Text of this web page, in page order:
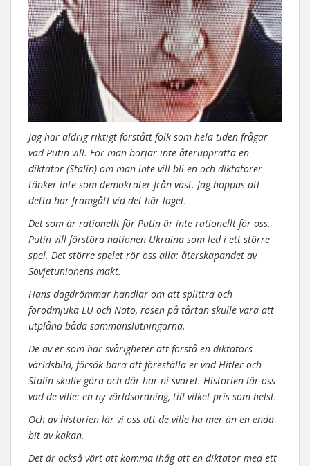
Jag har aldrig riktigt förstått folk som hela tiden frågar
vad Putin vill. För man börjar inte återupprätta en
diktator (Stalin) om man inte vill bli en och diktatorer
tänker inte som demokrater från väst. Jag hoppas att
detta har framgått vid det här laget.
Det som är rationellt för Putin är inte rationellt för oss.
Putin vill förstöra nationen Ukraina som led i ett större
spel. Det större spelet rör oss alla: återskapandet av
Sovjetunionens makt.
Hans dagdrömmar handlar om att splittra och
förödmjuka EU och Nato, rosen på tårtan skulle vara att
utplåna båda sammanslutningarna.
De av er som har svårigheter att förstå en diktators
världsbild, försök bara att föreställa er vad Hitler och
Stalin skulle göra och där har ni svaret. Historien lär oss
vad de ville: en ny världsordning, till vilket pris som helst.
Och av historien lär vi oss att de ville ha mer än en enda
bit av kakan.
Det är också värt att komma ihåg att en diktator med ett